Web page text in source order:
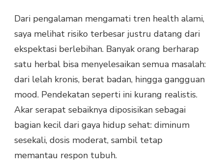
Dari pengalaman mengamati tren health alami,
saya melihat risiko terbesar justru datang dari
ekspektasi berlebihan. Banyak orang berharap
satu herbal bisa menyelesaikan semua masalah:
dari lelah kronis, berat badan, hingga gangguan
mood. Pendekatan seperti ini kurang realistis.
Akar serapat sebaiknya diposisikan sebagai
bagian kecil dari gaya hidup sehat: diminum
sesekali, dosis moderat, sambil tetap
memantau respon tubuh.